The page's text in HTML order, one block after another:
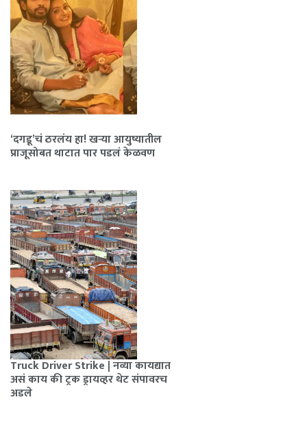
‘दगडू’चं ठरलंय हा! खऱ्या आयुष्यातील
प्राजूसोबत थाटात पार पडलं केळवण
Truck Driver Strike | नव्या कायद्यात
असं काय की ट्रक ड्रायव्हर थेट संपावरच
अडले